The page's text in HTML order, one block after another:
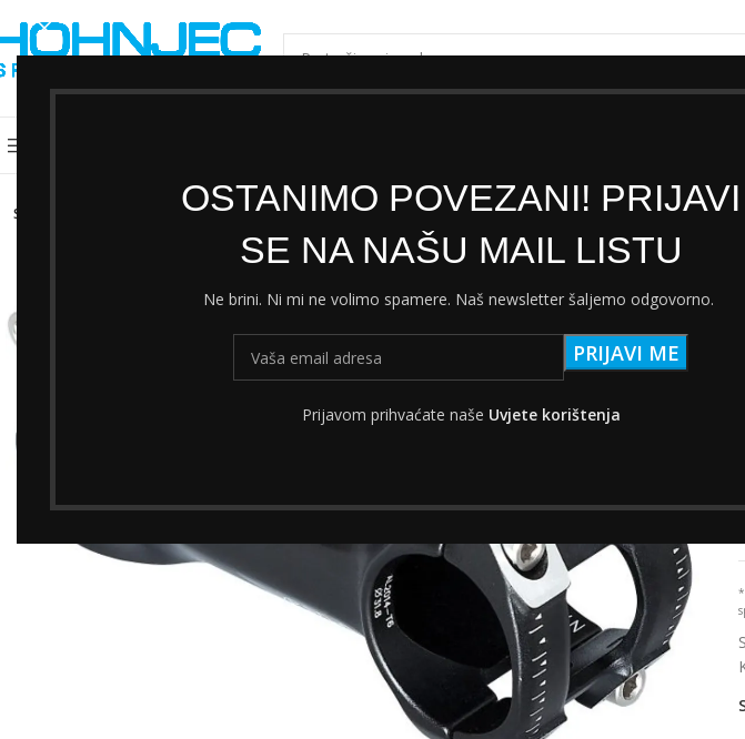
OSTANIMO POVEZANI! PRIJAVI
SE NA NAŠU MAIL LISTU
Ne brini. Ni mi ne volimo spamere. Naš newsletter šaljemo odgovorno.
Prijavom prihvaćate naše Uvjete korištenja
ODABERI KATEGORIJU
SOLD